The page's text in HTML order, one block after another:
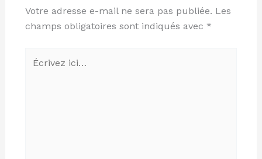
Votre adresse e-mail ne sera pas publiée. Les
champs obligatoires sont indiqués avec *
ici…